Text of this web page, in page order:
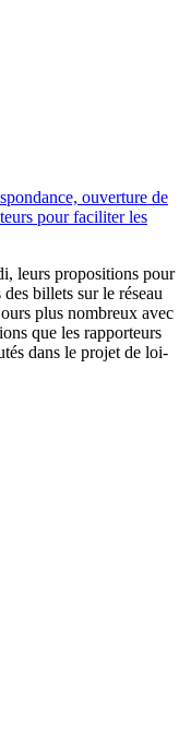
ouverture de
pour faciliter les
leurs propositions pour
billets sur le réseau
plus nombreux avec
que les rapporteurs
dans le projet de loi-